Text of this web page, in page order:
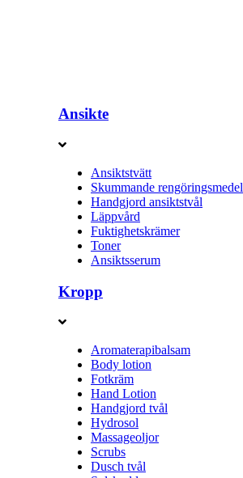
Ansikte
Ansiktstvätt
Skummande rengöringsmedel
Handgjord ansiktstvål
Läppvård
Fuktighetskrämer
Toner
Ansiktsserum
Kropp
Aromaterapibalsam
Body lotion
Fotkräm
Hand Lotion
Handgjord tvål
Hydrosol
Massageoljor
Scrubs
Dusch tvål